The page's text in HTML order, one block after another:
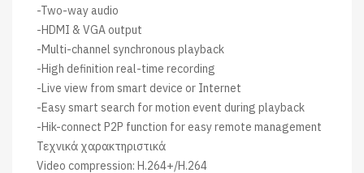
-Two-way audio
-HDMI & VGA output
-Multi-channel synchronous playback
-High definition real-time recording
-Live view from smart device or Internet
-Easy smart search for motion event during playback
-Hik-connect P2P function for easy remote management
Τεχνικά χαρακτηριστικά
Video compression: H.264+/H.264